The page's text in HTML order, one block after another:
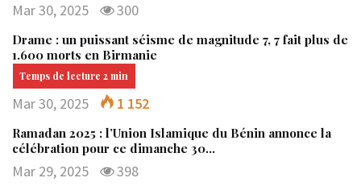
Mar 30, 2025 300
Drame : un puissant séisme de magnitude 7, 7 fait plus de
1.600 morts en Birmanie
Mar 30, 2025 1 152
Ramadan 2025 : l’Union Islamique du Bénin annonce la
célébration pour ce dimanche 30…
Mar 29, 2025 398